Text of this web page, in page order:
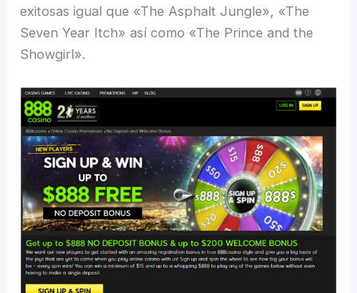
exitosas igual que «The Asphalt Jungle», «The
Seven Year Itch» así­ como «The Prince and the
Showgirl».